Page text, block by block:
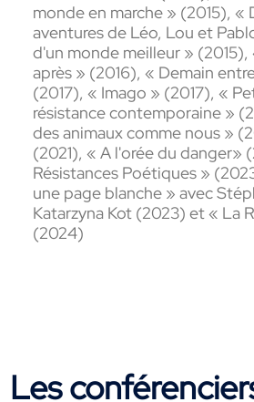
monde en marche » (2015), «
aventures de Léo, Lou et
d'un monde meilleur »
après » (2016), « Demain
(2017), « Imago » (2017), «
résistance contemporaine »
des animaux comme nous »
(2021), « A l'orée du danger»
Résistances Poétiques »
une page blanche » avec
Katarzyna Kot (2023) et « La
(2024)
Les